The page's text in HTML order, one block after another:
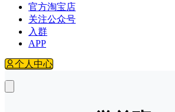
官方淘宝店
关注公众号
入群
APP
个人中心